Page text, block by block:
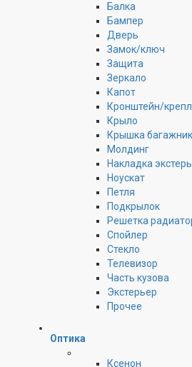
Балка
Бампер
Дверь
Замок/ключ
Защита
Зеркало
Капот
Кронштейн/
Крыло
Крышка
Молдинг
Накладка
Ноускат
Петля
Подкрылок
Решетка
Спойлер
Стекло
Телевизор
Часть кузова
Экстерьер
Прочее
Оптика
Ксенон